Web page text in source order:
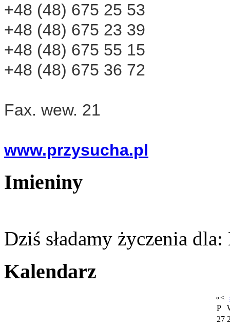
+48 (48) 675 25 53
+48 (48) 675 23 39
+48 (48) 675 55 15
+48 (48) 675 36 72
Fax. wew. 21
www.przysucha.pl
Imieniny
Dziś sładamy życzenia dla:
Kalendarz
«<
P
27